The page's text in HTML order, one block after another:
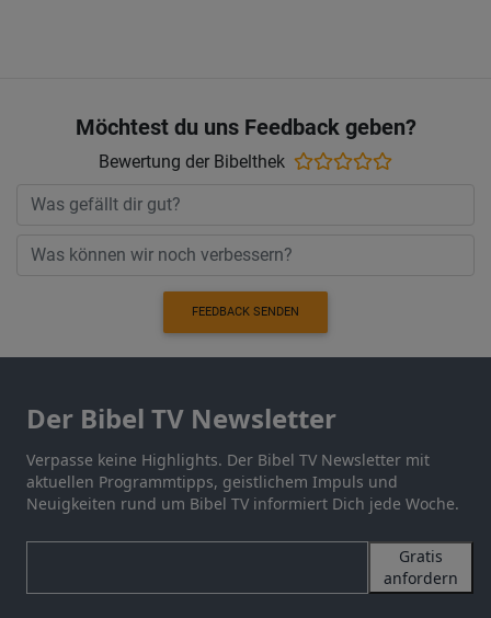
Möchtest du uns Feedback geben?
Bewertung der Bibelthek
FEEDBACK SENDEN
Der Bibel TV Newsletter
Verpasse keine Highlights. Der Bibel TV Newsletter mit
aktuellen Programmtipps, geistlichem Impuls und
Neuigkeiten rund um Bibel TV informiert Dich jede Woche.
Gratis
anfordern